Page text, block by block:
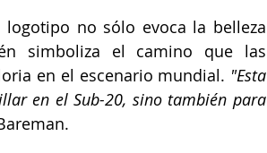
no sólo evoca la belleza
simboliza el camino que las
en el escenario mundial. "Esta
en el Sub-20, sino también para